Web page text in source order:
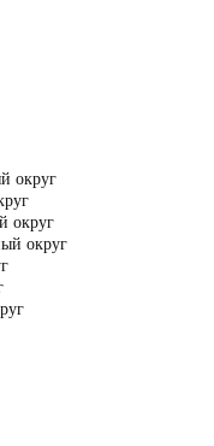
округ
округ
округ